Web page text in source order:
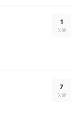
1
댓글
7
댓글